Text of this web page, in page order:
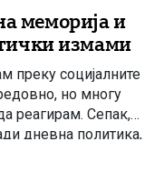
меморија и
измами
преку социјалните
но многу
реагирам. Сепак,
дневна политика,
кон татковината и